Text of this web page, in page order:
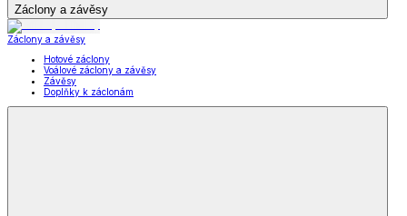
Záclony a závěsy
Záclony a závěsy
Hotové záclony
Voálové záclony a závěsy
Závěsy
Doplňky k záclonám